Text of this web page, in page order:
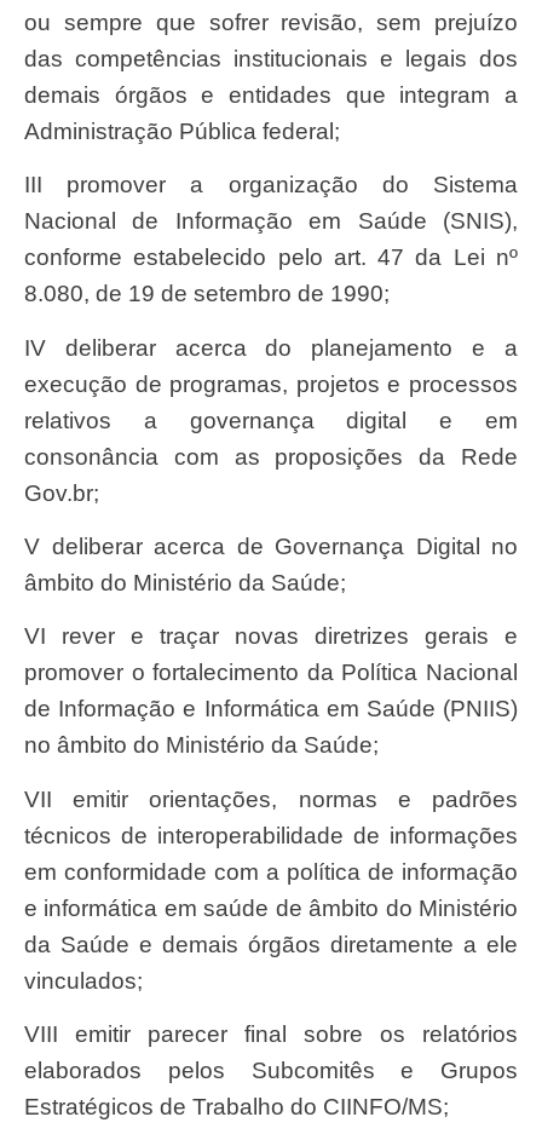
ou sempre que sofrer revisão, sem prejuízo
das competências institucionais e legais dos
demais órgãos e entidades que integram a
Administração Pública federal;
III promover a organização do Sistema
Nacional de Informação em Saúde (SNIS),
conforme estabelecido pelo art. 47 da Lei nº
8.080, de 19 de setembro de 1990;
IV deliberar acerca do planejamento e a
execução de programas, projetos e processos
relativos a governança digital e em
consonância com as proposições da Rede
Gov.br;
V deliberar acerca de Governança Digital no
âmbito do Ministério da Saúde;
VI rever e traçar novas diretrizes gerais e
promover o fortalecimento da Política Nacional
de Informação e Informática em Saúde (PNIIS)
no âmbito do Ministério da Saúde;
VII emitir orientações, normas e padrões
técnicos de interoperabilidade de informações
em conformidade com a política de informação
e informática em saúde de âmbito do Ministério
da Saúde e demais órgãos diretamente a ele
vinculados;
VIII emitir parecer final sobre os relatórios
elaborados pelos Subcomitês e Grupos
Estratégicos de Trabalho do CIINFO/MS;